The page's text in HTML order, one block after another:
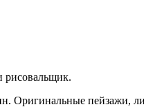
рисовальщик.
Оригинальные пейзажи,